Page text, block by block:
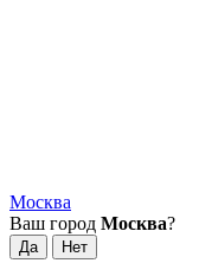
Москва
Ваш город Москва?